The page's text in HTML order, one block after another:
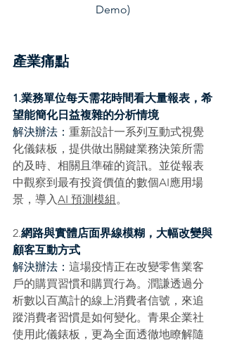
Demo)
產業痛點
1.業務單位每天需花時間看大量報表，希
望能簡化日益複雜的分析情境
解決辦法： 重新設計一系列互動式視覺
化儀錶板，提供做出關鍵業務決策所需
的及時、相關且準確的資訊。並從報表
中觀察到最有投資價值的數個AI應用場
景，導入AI 預測模組 。
2.​網路與實體店面界線模糊，大幅改變與
顧客互動方式
解決辦法： 這場疫情正在改變零售業客
戶的購買習慣和購買行為。潤謙透過分
析數以百萬計的線上消費者信號，來追
蹤消費者習慣是如何變化。青果企業社
使用此儀錶板，更為全面透徹地瞭解隨